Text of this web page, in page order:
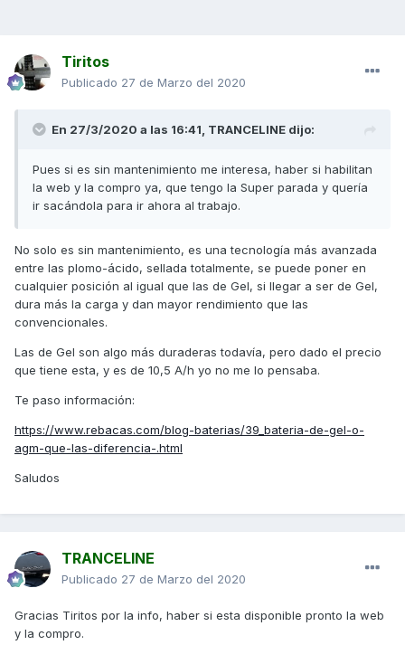
Tiritos
Publicado 27 de Marzo del 2020
En 27/3/2020 a las 16:41, TRANCELINE dijo:
Pues si es sin mantenimiento me interesa, haber si habilitan
la web y la compro ya, que tengo la Super parada y quería
ir sacándola para ir ahora al trabajo.
No solo es sin mantenimiento, es una tecnología más avanzada
entre las plomo-ácido, sellada totalmente, se puede poner en
cualquier posición al igual que las de Gel, si llegar a ser de Gel,
dura más la carga y dan mayor rendimiento que las
convencionales.
Las de Gel son algo más duraderas todavía, pero dado el precio
que tiene esta, y es de 10,5 A/h yo no me lo pensaba.
Te paso información:
https://www.rebacas.com/blog-baterias/39_bateria-de-gel-o-
agm-que-las-diferencia-.html
Saludos
TRANCELINE
Publicado 27 de Marzo del 2020
Gracias Tiritos por la info, haber si esta disponible pronto la web
y la compro.